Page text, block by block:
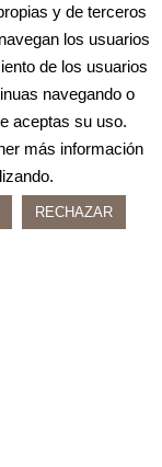
y de terceros
los usuarios
de los usuarios
navegando o
aceptas su uso.
más información
RECHAZAR